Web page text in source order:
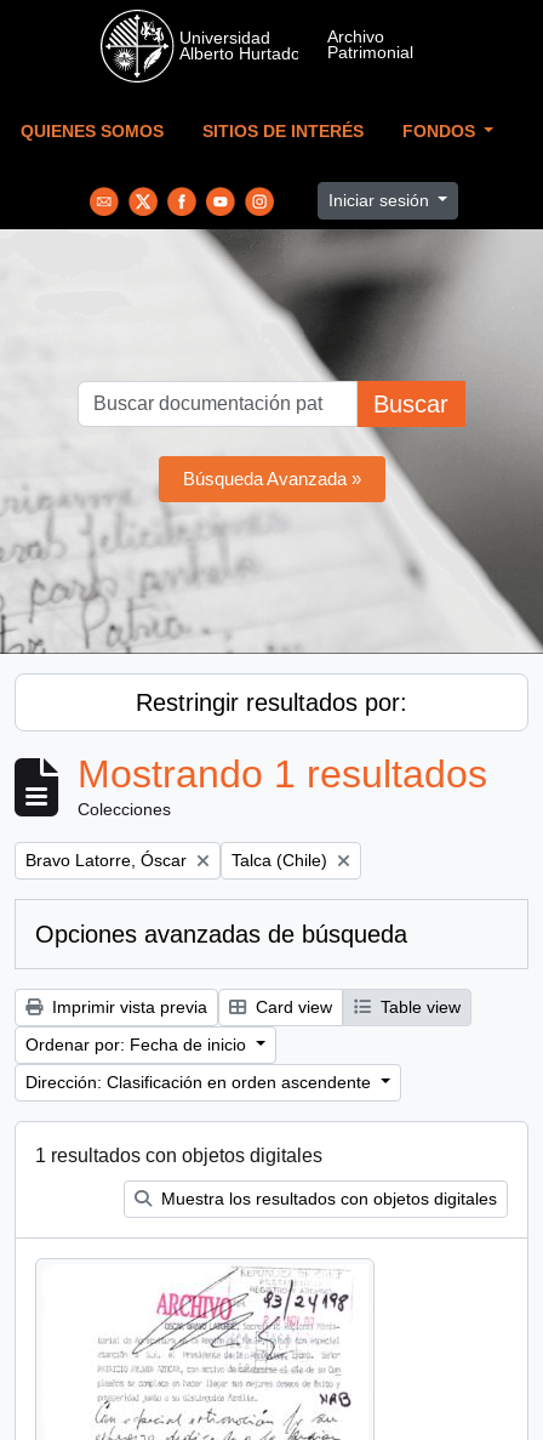
Skip to main content
QUIENES SOMOS SITIOS DE INTERÉS FONDOS
Iniciar sesión
Buscar
Búsqueda Avanzada »
Restringir resultados por:
Mostrando 1 resultados
Colecciones
Remove filter:
Bravo Latorre, Óscar Remove filter:
Talca (Chile)
Opciones avanzadas de búsqueda
Imprimir vista previa Card view
Table view
Ordenar por: Fecha de inicio
Dirección: Clasificación en orden ascendente
1 resultados con objetos digitales
Muestra los resultados con objetos digitales